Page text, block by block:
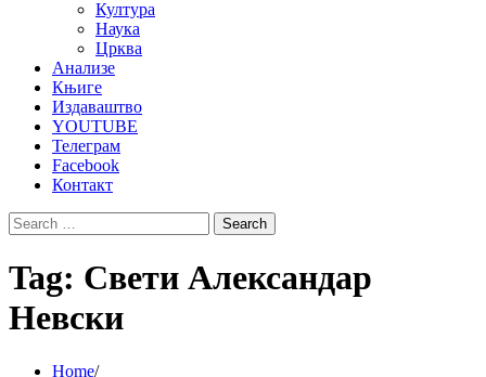
Култура
Наука
Црква
Анализе
Књиге
Издаваштво
YOUTUBE
Телеграм
Facebook
Контакт
Search
for:
Tag: Свети Александар
Невски
Home